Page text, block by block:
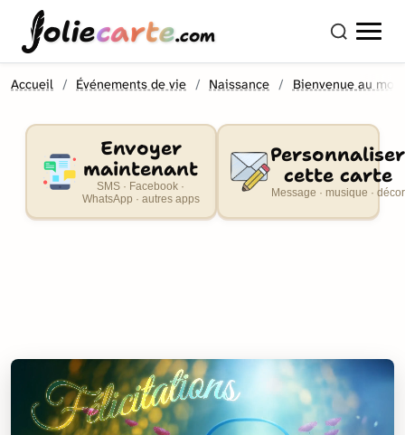
oliecarte.com
Accueil Événements de vie Naissance Bienvenue au
Envoyer
maintenant
SMS · Facebook ·
WhatsApp · autres apps
Personnaliser
cette carte
Message · musique · décor